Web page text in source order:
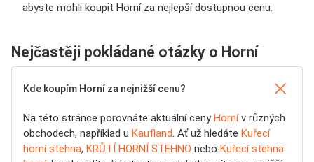
abyste mohli koupit Horní za nejlepší dostupnou cenu.
Nejčastěji pokládané otázky o Horní
Kde koupím Horní za nejnižší cenu?
Na této stránce porovnáte aktuální cenyHornív různých
obchodech, například u Kaufland . Ať už hledáte Kuřecí
horní stehna, KRŮTÍ HORNÍ STEHNO nebo Kuřecí stehna